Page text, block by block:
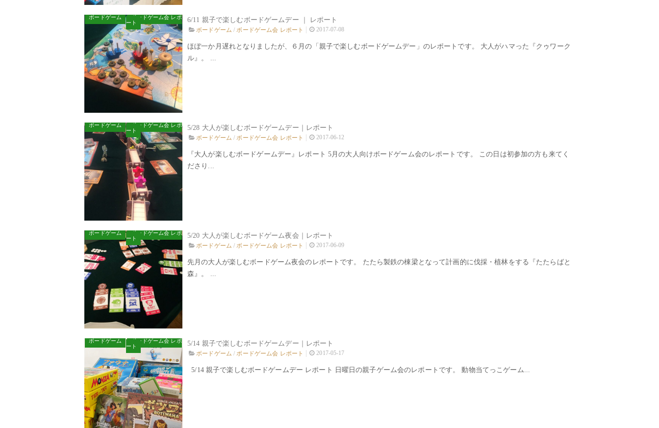
ボードゲーム
ボードゲーム会 レポ
ート
6/11 親子で楽しむボードゲームデー ｜ レポート
ボードゲーム /ボードゲーム会 レポート 2017-07-08
ほぼ一か月遅れとなりましたが、６月の「親子で楽しむボードゲームデー」のレポートです。 大人がハマった『クゥワーク
ル』。 ...
ボードゲーム
ボードゲーム会 レポ
ート
5/28 大人が楽しむボードゲームデー｜レポート
ボードゲーム /ボードゲーム会 レポート 2017-06-12
『大人が楽しむボードゲームデー』レポート 5月の大人向けボードゲーム会のレポートです。 この日は初参加の方も来てく
ださり...
ボードゲーム
ボードゲーム会 レポ
ート
5/20 大人が楽しむボードゲーム夜会｜レポート
ボードゲーム /ボードゲーム会 レポート 2017-06-09
先月の大人が楽しむボードゲーム夜会のレポートです。 たたら製鉄の棟梁となって計画的に伐採・植林をする『たたらばと
森』。 ...
ボードゲーム
ボードゲーム会 レポ
ート
5/14 親子で楽しむボードゲームデー｜レポート
ボードゲーム /ボードゲーム会 レポート 2017-05-17
5/14 親子で楽しむボードゲームデー レポート 日曜日の親子ゲーム会のレポートです。 動物当てっこゲーム...